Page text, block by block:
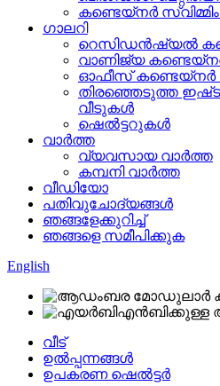
കണ്ടെയ്നർ
ഗാലറി
റെസിഡൻഷ്യൽ
വാണിജ്യ
ഓഫീസ് കണ്ടെയ്നർ
തിരഞ്ഞെടുത്ത
വീടുകൾ
ഷെൽട്ടറുകൾ
വാർത്ത
വ്യവസായ വാർത്ത
കമ്പനി വാർത്ത
വീഡിയോ
പതിവുചോദ്യങ്ങൾ
ഞങ്ങളേക്കുറിച്ച്
ഞങ്ങളെ സമീപിക്കുക
English
വീട്
ഉൽപ്പന്നങ്ങൾ
ഉപകരണ ഷെൽട്ടർ